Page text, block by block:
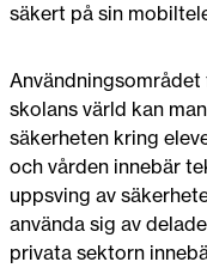
säkert på sin
skolans värld kan
säkerheten kring
och vården innebär
uppsving av
använda sig av
privata sektorn